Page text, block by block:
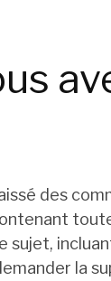
des
sujet,
la